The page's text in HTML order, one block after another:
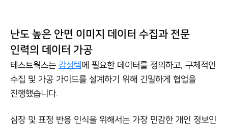
난도 높은 안면 이미지 데이터 수집과 전문
인력의 데이터 가공
테스트웍스는 감성텍에 필요한 데이터를 정의하고, 구체적인
수집 및 가공 가이드를 설계하기 위해 긴밀하게 협업을
진행했습니다.
심장 및 표정 반응 인식을 위해서는 가장 민감한 개인 정보인